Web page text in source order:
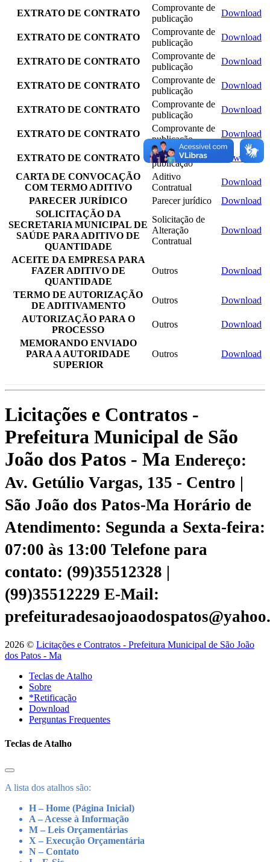
EXTRATO DE CONTRATO
Comprovante de
publicação
Download
EXTRATO DE CONTRATO
Comprovante de
publicação
Download
EXTRATO DE CONTRATO
Comprovante de
publicação
Download
EXTRATO DE CONTRATO
Comprovante de
publicação
Download
EXTRATO DE CONTRATO
Comprovante de
publicação
Download
EXTRATO DE CONTRATO
Comprovante de
publicação
Download
EXTRATO DE CONTRATO
Comprovante de
publicação
Download
CARTA DE CONVOCAÇÃO
COM TERMO ADITIVO
Aditivo
Contratual
Download
PARECER JURÍDICO
Parecer jurídico
Download
SOLICITAÇÃO DA
SECRETARIA MUNICIPAL DE
SAÚDE PARA ADITIVO DE
QUANTIDADE
Solicitação de
Alteração
Contratual
Download
ACEITE DA EMPRESA PARA
FAZER ADITIVO DE
QUANTIDADE
Outros Download
TERMO DE AUTORIZAÇÃO
DE ADITIVAMENTO
Outros
Download
AUTORIZAÇÃO PARA O
PROCESSO
Outros
Download
MEMORANDO ENVIADO
PARA A AUTORIDADE
SUPERIOR
Outros Download
Licitações e Contratos -
Prefeitura Municipal de São
João dos Patos - Ma Endereço:
Av. Getúlio Vargas, 135 - Centro |
São João dos Patos-Ma Horário de
Atendimento: Segunda a Sexta-feira:
07:00 às 13:00 Telefone para
contato: (99)35512328 |
(99)35512229 E-Mail:
2026 © Licitações e Contratos - Prefeitura Municipal de São João
dos Patos - Ma
Teclas de Atalho
Sobre
*Retificação
Download
Perguntas Frequentes
Teclas de Atalho
A lista dos atalhos são:
H – Home (Página Inicial)
A – Acesse à Informação
M – Leis Orçamentárias
X – Execução Orçamentária
N – Contato